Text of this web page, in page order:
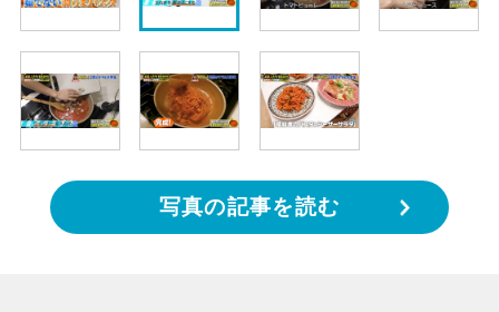
写真の記事を読む